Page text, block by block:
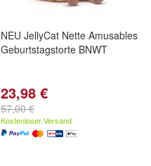
NEU JellyCat Nette Amusables
Geburtstagstorte BNWT
23,98 €
57,00 €
Kostenloser Versand